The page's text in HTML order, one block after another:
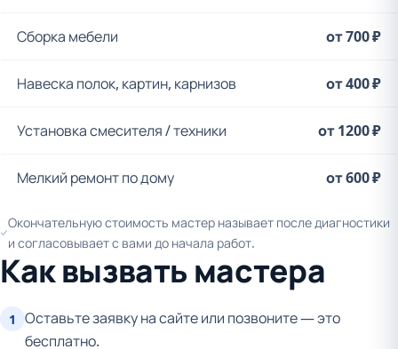
Сборка мебели от 700 ₽
Навеска полок, картин, карнизов от 400 ₽
Установка смесителя / техники от 1200 ₽
Мелкий ремонт по дому от 600 ₽
Окончательную стоимость мастер называет после диагностики
и согласовывает с вами до начала работ.
Как вызвать мастера
1
Оставьте заявку на сайте или позвоните — это
бесплатно.